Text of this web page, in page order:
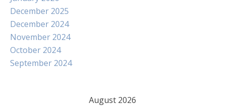
December 2025
December 2024
November 2024
October 2024
September 2024
August 2026